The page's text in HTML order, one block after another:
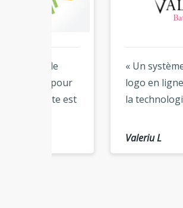
« Un système de
logo en ligne à la pointe
la technologie »